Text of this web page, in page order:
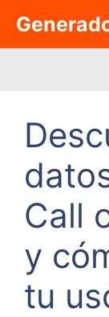
contenido
Call
y
tu